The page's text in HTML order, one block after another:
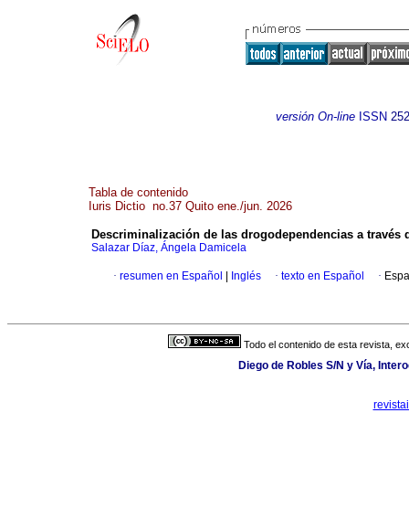
versión On-lineISSN
Tabla de contenido
Iuris Dictio no.37 Quito ene./jun. 2026
Descriminalización de las drogodependencias a
Salazar Díaz, Ángela Damicela
· resumen en Español Inglés · texto en Español ·
Todo el contenido de esta revista,
Diego de Robles S/N y Vía,